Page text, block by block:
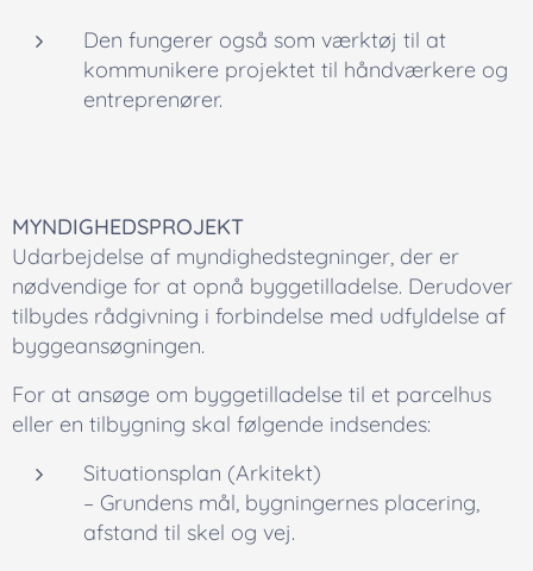
Den fungerer også som værktøj til at
kommunikere projektet til håndværkere og
entreprenører.
MYNDIGHEDSPROJEKT
Udarbejdelse af myndighedstegninger, der er
nødvendige for at opnå byggetilladelse. Derudover
tilbydes rådgivning i forbindelse med udfyldelse af
byggeansøgningen.
For at ansøge om byggetilladelse til et parcelhus
eller en tilbygning skal følgende indsendes:
Situationsplan (Arkitekt)
– Grundens mål, bygningernes placering,
afstand til skel og vej.